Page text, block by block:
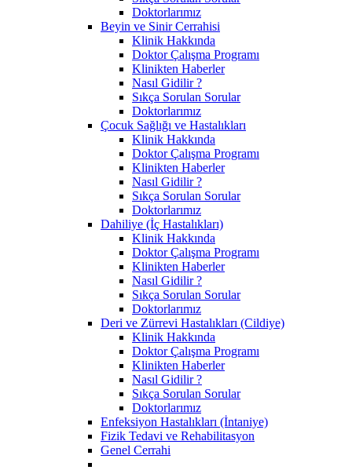
Doktorlarımız
Beyin ve Sinir Cerrahisi
Klinik Hakkında
Doktor Çalışma Programı
Klinikten Haberler
Nasıl Gidilir ?
Sıkça Sorulan Sorular
Doktorlarımız
Çocuk Sağlığı ve Hastalıkları
Klinik Hakkında
Doktor Çalışma Programı
Klinikten Haberler
Nasıl Gidilir ?
Sıkça Sorulan Sorular
Doktorlarımız
Dahiliye (İç Hastalıkları)
Klinik Hakkında
Doktor Çalışma Programı
Klinikten Haberler
Nasıl Gidilir ?
Sıkça Sorulan Sorular
Doktorlarımız
Deri ve Zürrevi Hastalıkları (Cildiye)
Klinik Hakkında
Doktor Çalışma Programı
Klinikten Haberler
Nasıl Gidilir ?
Sıkça Sorulan Sorular
Doktorlarımız
Enfeksiyon Hastalıkları (İntaniye)
Fizik Tedavi ve Rehabilitasyon
Genel Cerrahi